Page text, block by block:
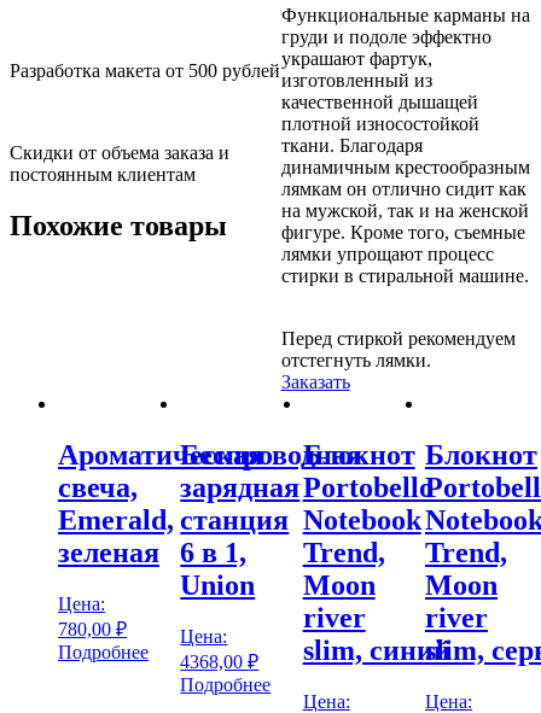
Функциональные карманы на
груди и подоле эффектно
украшают фартук,
изготовленный из
качественной дышащей
плотной износостойкой
ткани. Благодаря
динамичным крестообразным
лямкам он отлично сидит как
на мужской, так и на женской
фигуре. Кроме того, съемные
лямки упрощают процесс
стирки в стиральной машине.
Перед стиркой рекомендуем
отстегнуть лямки.
Заказать
Разработка макета от 500 рублей
Скидки от объема заказа и
постоянным клиентам
Похожие товары
Ароматическая
свеча,
Emerald,
зеленая
Цена:
780,00 ₽
Подробнее
Беспроводная
зарядная
станция
6 в 1,
Union
Цена:
4368,00₽
Подробнее
Блокнот
Portobello
Notebook
Trend,
Moon
river
slim, синий
Цена:
Блокнот
Trend,
Moon
river
slim,
Цена: